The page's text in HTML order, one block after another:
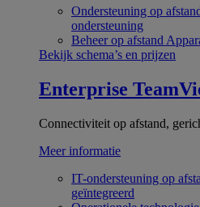
Ondersteuning op
ondersteuning
Beheer op afstand
Bekijk schema’s en prijzen
Enterprise
Connectiviteit op afstand,
Meer informatie
IT-ondersteuning op
geïntegreerd